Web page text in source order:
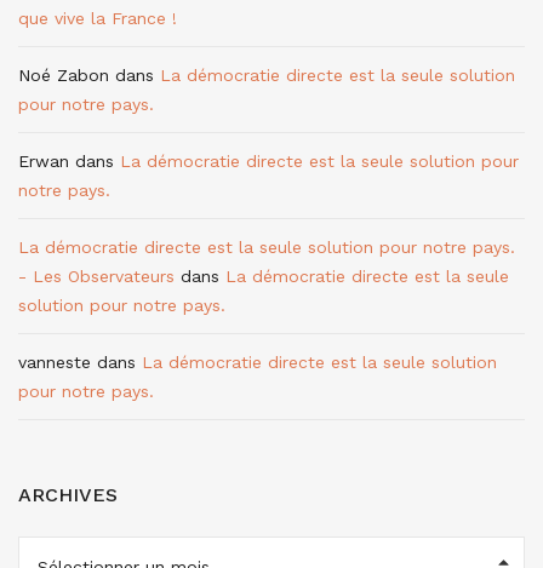
que vive la France !
Noé Zabon dans La démocratie directe est la seule solution
pour notre pays.
Erwan dans La démocratie directe est la seule solution pour
notre pays.
La démocratie directe est la seule solution pour notre pays.
- Les Observateurs dans La démocratie directe est la seule
solution pour notre pays.
vanneste dans La démocratie directe est la seule solution
pour notre pays.
ARCHIVES
ARCHIVES